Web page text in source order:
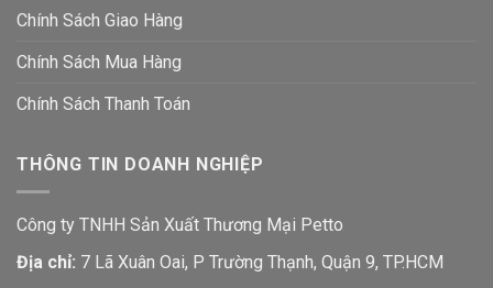
Chính Sách Giao Hàng
Chính Sách Mua Hàng
Chính Sách Thanh Toán
THÔNG TIN DOANH NGHIỆP
Công ty TNHH Sản Xuất Thương Mại Petto
Địa chỉ: 7 Lã Xuân Oai, P Trường Thạnh, Quận 9, TP.HCM